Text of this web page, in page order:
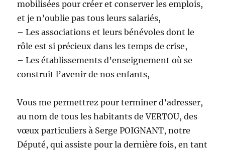
mobilisées pour créer et conserver les emplois,
et je n’oublie pas tous leurs salariés,
– Les associations et leurs bénévoles dont le
rôle est si précieux dans les temps de crise,
– Les établissements d’enseignement où se
construit l’avenir de nos enfants,
Vous me permettrez pour terminer d’adresser,
au nom de tous les habitants de VERTOU, des
vœux particuliers à Serge POIGNANT, notre
Député, qui assiste pour la dernière fois, en tant